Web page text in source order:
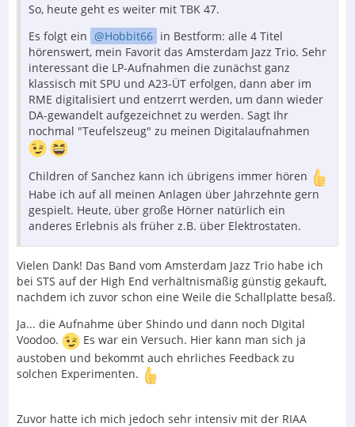
So, heute geht es weiter mit TBK 47.
Es folgt ein
Hobbit66 in Bestform: alle 4 Titel
hörenswert, mein Favorit das Amsterdam Jazz Trio. Sehr
interessant die LP-Aufnahmen die zunächst ganz
klassisch mit SPU und A23-ÜT erfolgen, dann aber im
RME digitalisiert und entzerrt werden, um dann wieder
DA-gewandelt aufgezeichnet zu werden. Sagt Ihr
nochmal "Teufelszeug" zu meinen Digitalaufnahmen
Children of Sanchez kann ich übrigens immer hören
Habe ich auf all meinen Anlagen über Jahrzehnte gern
gespielt. Heute, über große Hörner natürlich ein
anderes Erlebnis als früher z.B. über Elektrostaten.
Vielen Dank! Das Band vom Amsterdam Jazz Trio habe ich
bei STS auf der High End verhältnismäßig günstig gekauft,
nachdem ich zuvor schon eine Weile die Schallplatte besaß.
Ja... die Aufnahme über Shindo und dann noch DIgital
Voodoo.
Es war ein Versuch. Hier kann man sich ja
austoben und bekommt auch ehrliches Feedback zu
solchen Experimenten.
Zuvor hatte ich mich jedoch sehr intensiv mit der RIAA